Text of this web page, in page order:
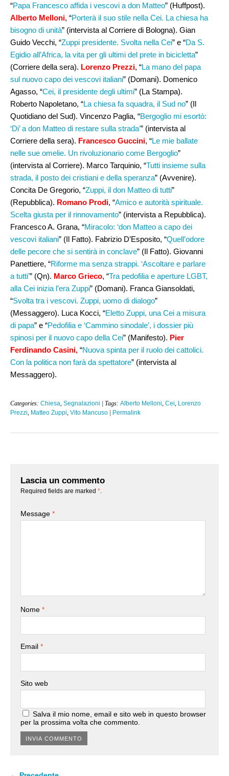
“Papa Francesco affida i vescovi a don Matteo” (Huffpost).
Alberto Melloni, “Porterà il suo stile nella Cei. La chiesa ha
bisogno di unità” (intervista al Corriere di Bologna). Gian
Guido Vecchi, “Zuppi presidente. Svolta nella Cei” e “Da S.
Egidio all’Africa, la vita per gli ultimi del prete in bicicletta”
(Corriere della sera). Lorenzo Prezzi, “La mano del papa
sul nuovo capo dei vescovi italiani” (Domani). Domenico
Agasso, “Cei, il presidente degli ultimi” (La Stampa).
Roberto Napoletano, “La chiesa fa squadra, il Sud no” (Il
Quotidiano del Sud). Vincenzo Paglia, “Bergoglio mi esortò:
‘Di’ a don Matteo di restare sulla strada’” (intervista al
Corriere della sera). Francesco Guccini, “Le mie ballate
nelle sue omelie. Un rivoluzionario come Bergoglio”
(intervista al Corriere). Marco Tarquinio, “Tutti insieme sulla
strada, il posto dei cristiani e della speranza” (Avvenire).
Concita De Gregorio, “Zuppi, il don Matteo di tutti”
(Repubblica). Romano Prodi, “Amico e autorità spirituale.
Scelta giusta per il rinnovamento” (intervista a Repubblica).
Francesco A. Grana, “Miracolo: ‘don Matteo a capo dei
vescovi italiani” (Il Fatto). Fabrizio D’Esposito, “Quell’odore
delle pecore che si sentirà in conclave” (Il Fatto). Giovanni
Panettiere, “Riforme ma senza strappi. ‘Ascoltare e parlare
a tutti’” (Qn). Marco Grieco, “Tra pedofilia e aperture LGBT,
alla Cei inizia l’era Zuppi” (Domani). Franca Giansoldati,
“Svolta tra i vescovi. Zuppi, uomo di dialogo”
(Messaggero). Luca Kocci, “Eletto Zuppi, una Cei a misura
di papa” e “Pedofilia e ‘Cammino sinodale’, i dossier più
spinosi per il nuovo capo della Cei” (Manifesto). Pier
Ferdinando Casini, “Nuova spinta per il ruolo dei cattolici.
Con la politica non farà da spettatore” (intervista al
Messaggero).
Categories: Chiesa Segnalazioni | Tags: Alberto Melloni Cei Lorenzo
Prezzi Matteo Zuppi Vito Mancuso | Permalink
Lascia un commento
Required fields are marked *
Message *
Nome *
Email *
Sito web
Salva il mio nome, email e sito web in questo browser
per la prossima volta che commento.